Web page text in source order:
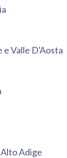
e Valle D'Aosta
Adige